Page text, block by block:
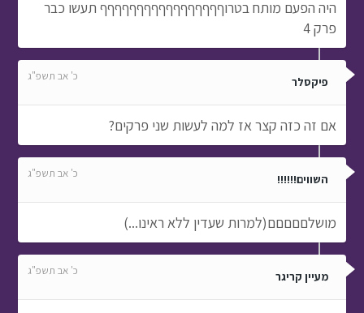
היה הפעם מותח בטרוףףףףףףףףףףףףףףףףף תעשו כבר
פרק 4
פיקסלר כ' אב תשפ"ג
אם זה כזה קצר אז למה לעשות שני פרקים?
השווים!!!!!! כ' אב תשפ"ג
מושלםםםםם(למרות שעדין ללא ראינו...)
מעיין קריגר כ' אב תשפ"ג